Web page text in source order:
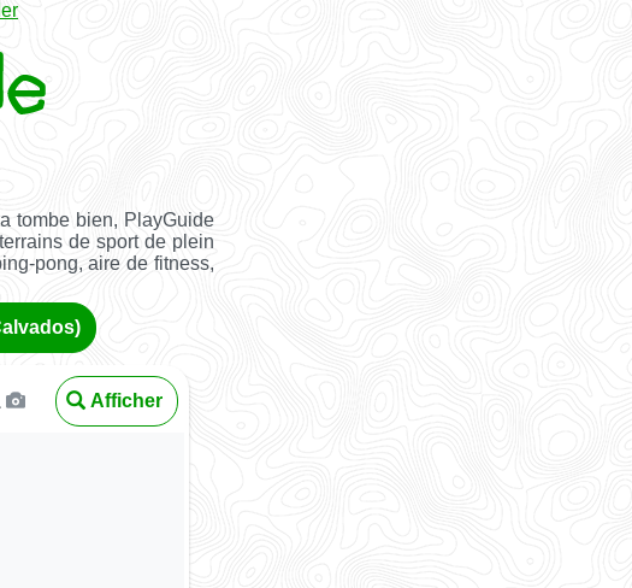
tombe bien, PlayGuide
terrains de sport de plein
pong, aire de fitness,
Afficher